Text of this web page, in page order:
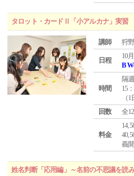
タロット・カードⅡ「小アルカナ」実習
講師 狩
日程
10
B
時間
隔
15
（
回数
全
料金
義
姓名判断「応用編」～名前の不思議を読